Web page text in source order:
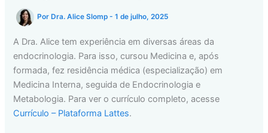
Por Dra. Alice Slomp-1 de julho, 2025
A Dra. Alice tem experiência em diversas áreas da
endocrinologia. Para isso, cursou Medicina e, após
formada, fez residência médica (especialização) em
Medicina Interna, seguida de Endocrinologia e
Metabologia. Para ver o currículo completo, acesse
Currículo – Plataforma Lattes.